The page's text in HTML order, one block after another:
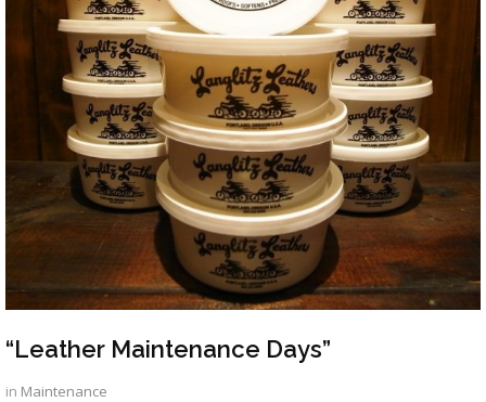
“Leather Maintenance Days”
in Maintenance